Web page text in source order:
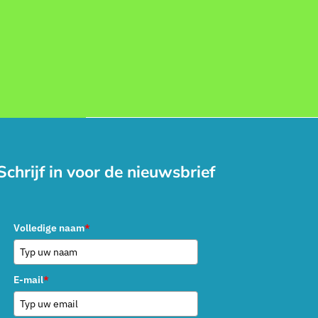
in voor de nieuwsbrief
Volledige naam*
E-mail*